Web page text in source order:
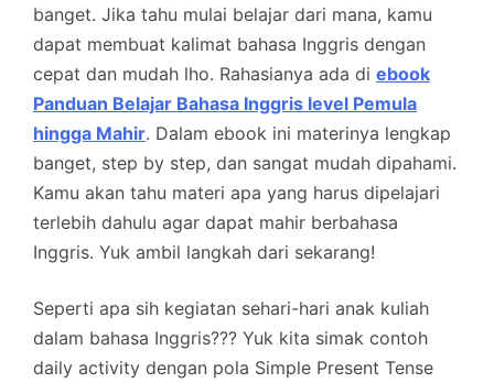
banget. Jika tahu mulai belajar dari mana, kamu
dapat membuat kalimat bahasa Inggris dengan
cepat dan mudah lho. Rahasianya ada di ebook
Panduan Belajar Bahasa Inggris level Pemula
hingga Mahir. Dalam ebook ini materinya lengkap
banget, step by step, dan sangat mudah dipahami.
Kamu akan tahu materi apa yang harus dipelajari
terlebih dahulu agar dapat mahir berbahasa
Inggris. Yuk ambil langkah dari sekarang!
Seperti apa sih kegiatan sehari-hari anak kuliah
dalam bahasa Inggris??? Yuk kita simak contoh
daily activity dengan pola Simple Present Tense